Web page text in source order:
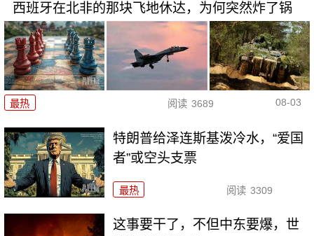
西班牙在北非的那块飞地休达，为何突然炸了锅
最热 阅读 3689 08-03
特朗普给泽连斯基泼冷水，“爱国
者”或空头支票
最热 阅读 3309
这事要干了，不但中东要爆，世